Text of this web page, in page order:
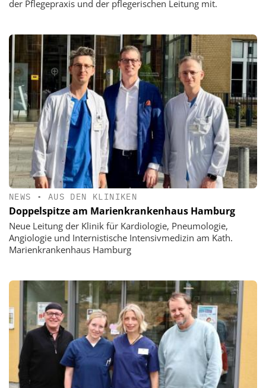
der Pflegepraxis und der pflegerischen Leitung mit.
NEWS • AUS DEN KLINIKEN
Doppelspitze am Marienkrankenhaus Hamburg
Neue Leitung der Klinik für Kardiologie, Pneumologie,
Angiologie und Internistische Intensivmedizin am Kath.
Marienkrankenhaus Hamburg